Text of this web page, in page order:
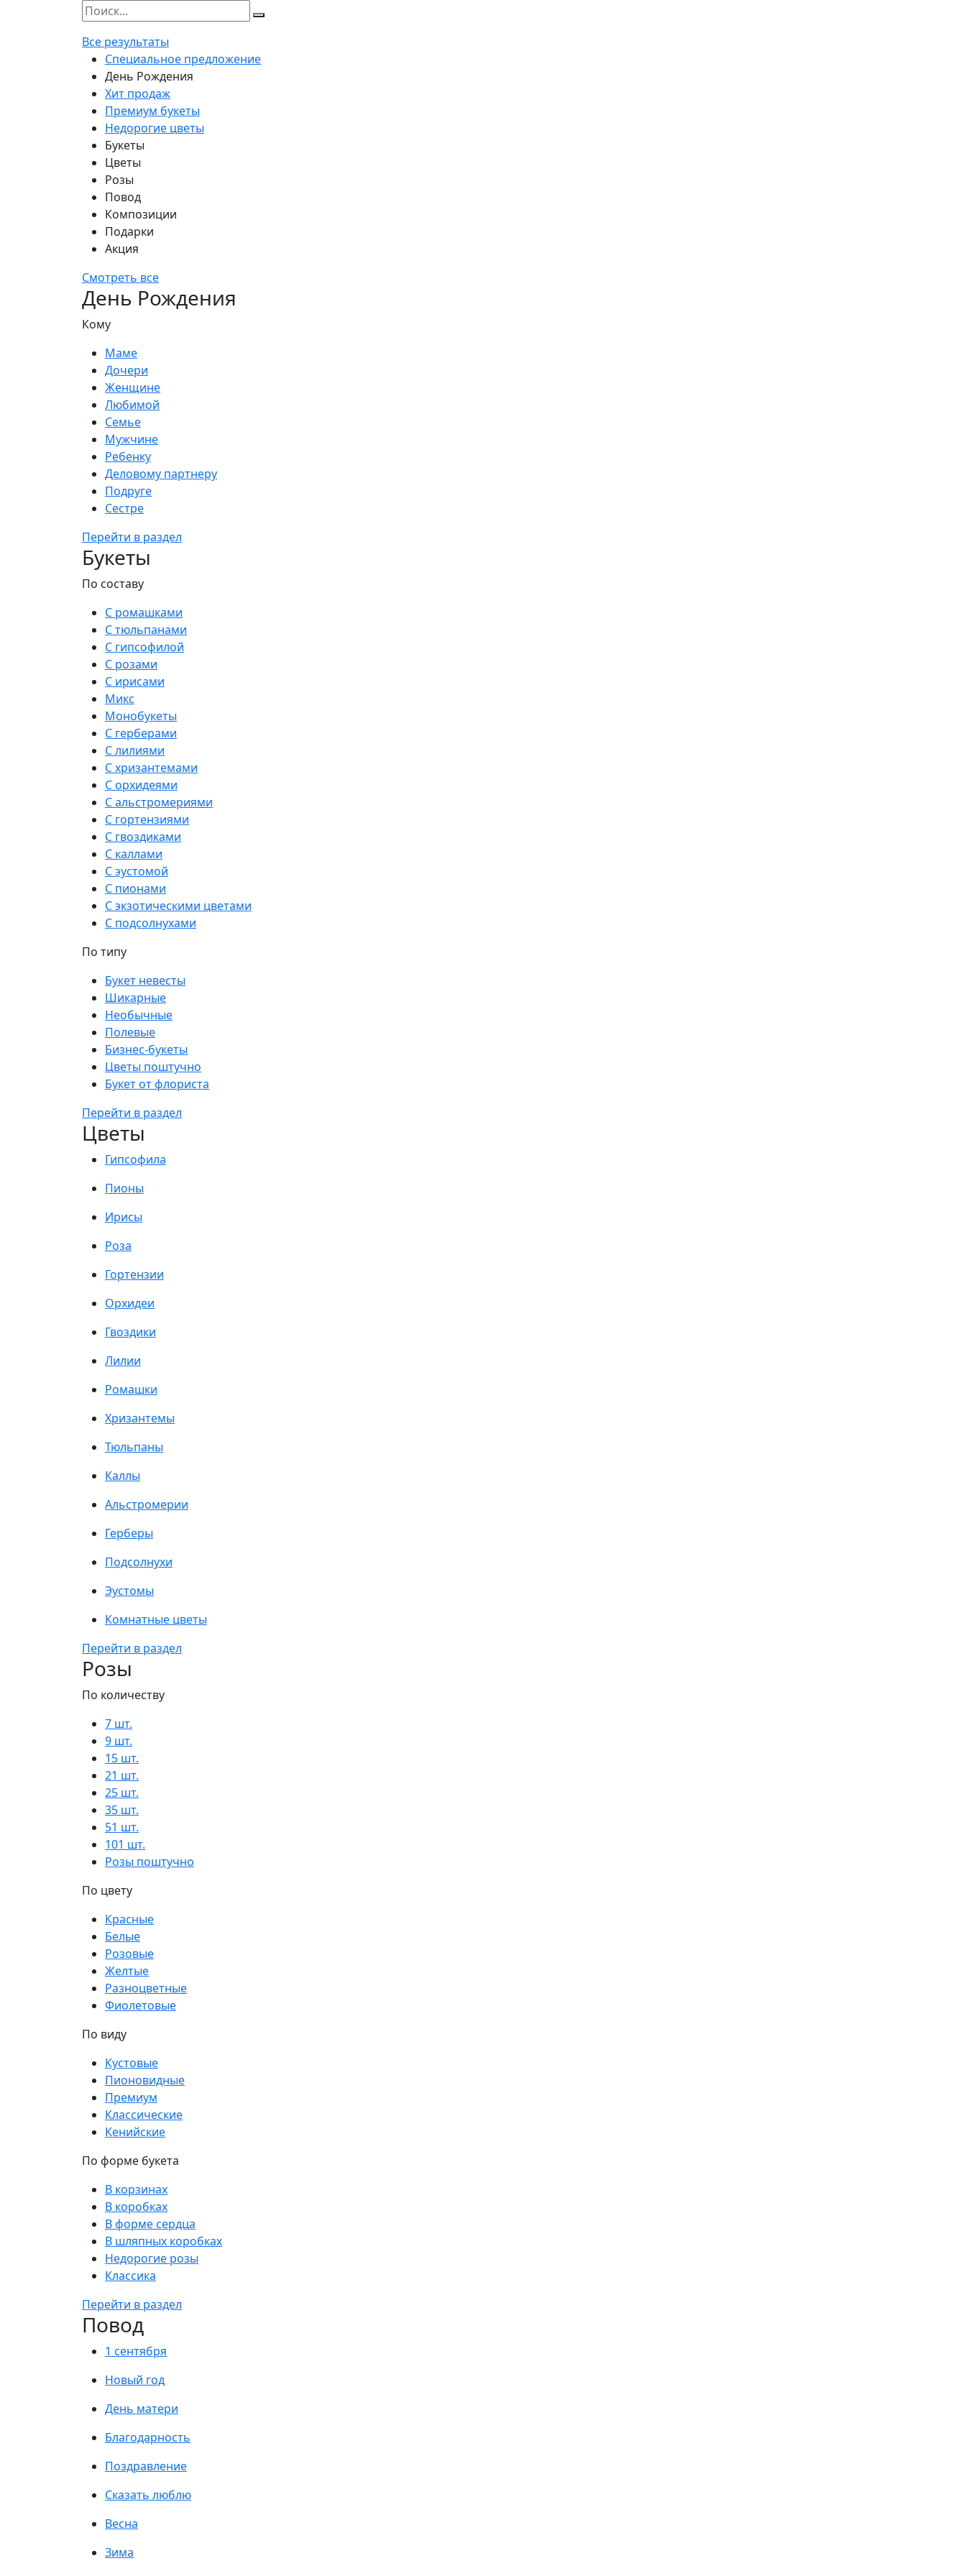
Все результаты
Специальное предложение
День Рождения
Хит продаж
Премиум букеты
Недорогие цветы
Букеты
Цветы
Розы
Повод
Композиции
Подарки
Акция
Смотреть все
День Рождения
Кому
Маме
Дочери
Женщине
Любимой
Семье
Мужчине
Ребенку
Деловому партнеру
Подруге
Сестре
Перейти в раздел
Букеты
По составу
С ромашками
С тюльпанами
С гипсофилой
С розами
С ирисами
Микс
Монобукеты
С герберами
С лилиями
С хризантемами
С орхидеями
С альстромериями
С гортензиями
С гвоздиками
С каллами
С эустомой
С пионами
С экзотическими цветами
С подсолнухами
По типу
Букет невесты
Шикарные
Необычные
Полевые
Бизнес-букеты
Цветы поштучно
Букет от флориста
Перейти в раздел
Цветы
Гипсофила
Пионы
Ирисы
Роза
Гортензии
Орхидеи
Гвоздики
Лилии
Ромашки
Хризантемы
Тюльпаны
Каллы
Альстромерии
Герберы
Подсолнухи
Эустомы
Комнатные цветы
Перейти в раздел
Розы
По количеству
7 шт.
9 шт.
15 шт.
21 шт.
25 шт.
35 шт.
51 шт.
101 шт.
Розы поштучно
По цвету
Красные
Белые
Розовые
Желтые
Разноцветные
Фиолетовые
По виду
Кустовые
Пионовидные
Премиум
Классические
Кенийские
По форме букета
В корзинах
В коробках
В форме сердца
В шляпных коробках
Недорогие розы
Классика
Перейти в раздел
Повод
1 сентября
Новый год
День матери
Благодарность
Поздравление
Сказать люблю
Весна
Зима